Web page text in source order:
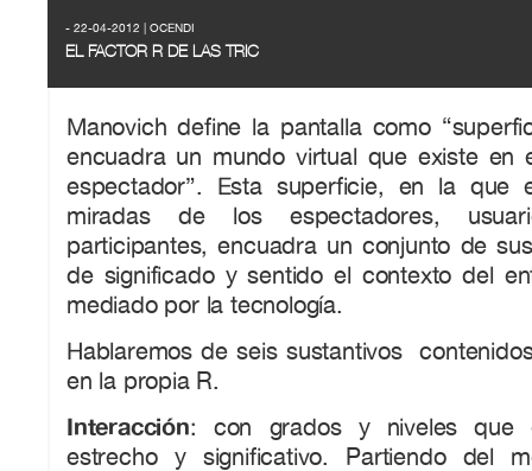
- 22-04-2012 | OCENDI
EL FACTOR R DE LAS TRIC
Manovich define la pantalla como
encuadra un mundo virtual que existe en
espectador”. Esta superficie, en la que
miradas de los espectadores,
participantes, encuadra un conjunto de
de significado y sentido el contexto del
mediado por la tecnología.
Hablaremos de seis sustantivos
en la propia R.
Interacción: con grados y niveles que
estrecho y significativo. Partiendo del